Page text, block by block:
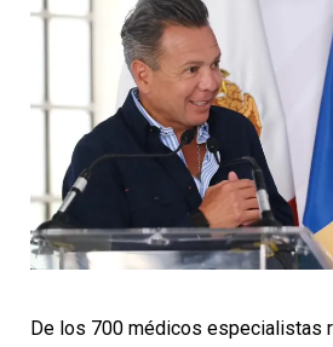
De los 700 médicos especialistas